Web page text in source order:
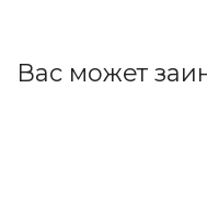
Вас может